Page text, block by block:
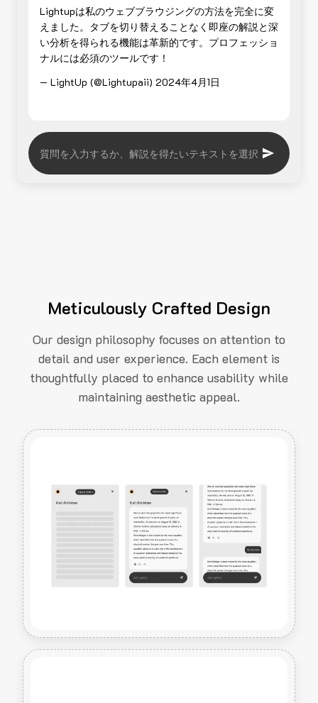
Lightupは私のウェブブラウジングの方法を完全に変
えました。タブを切り替えることなく即座の解説と深
い分析を得られる機能は革新的です。プロフェッショ
ナルには必須のツールです！
— LightUp (@Lightupaii) 2024年4月1日
Meticulously Crafted Design
Our design philosophy focuses on attention to
detail and user experience. Each element is
thoughtfully placed to enhance usability while
maintaining aesthetic appeal.